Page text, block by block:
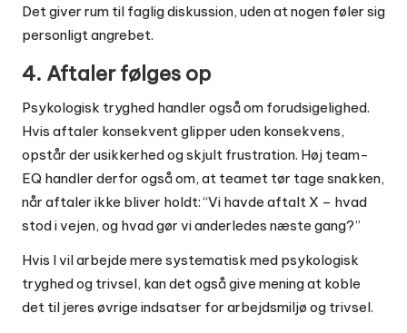
Det giver rum til faglig diskussion, uden at nogen føler sig
personligt angrebet.
4. Aftaler følges op
Psykologisk tryghed handler også om forudsigelighed.
Hvis aftaler konsekvent glipper uden konsekvens,
opstår der usikkerhed og skjult frustration. Høj team-
EQ handler derfor også om, at teamet tør tage snakken,
når aftaler ikke bliver holdt: “Vi havde aftalt X – hvad
stod i vejen, og hvad gør vi anderledes næste gang?”
Hvis I vil arbejde mere systematisk med psykologisk
tryghed og trivsel, kan det også give mening at koble
det til jeres øvrige indsatser for arbejdsmiljø og trivsel.